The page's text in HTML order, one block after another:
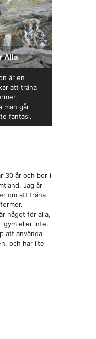
Alla
är en
att träna
man går
fantasi.
30 år och bor i
Jag är
om att träna
något för alla,
gym eller inte.
att använda
och har lite